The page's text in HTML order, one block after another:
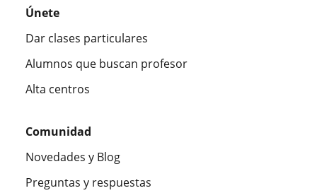
Únete
Dar clases particulares
Alumnos que buscan profesor
Alta centros
Comunidad
Novedades y Blog
Preguntas y respuestas